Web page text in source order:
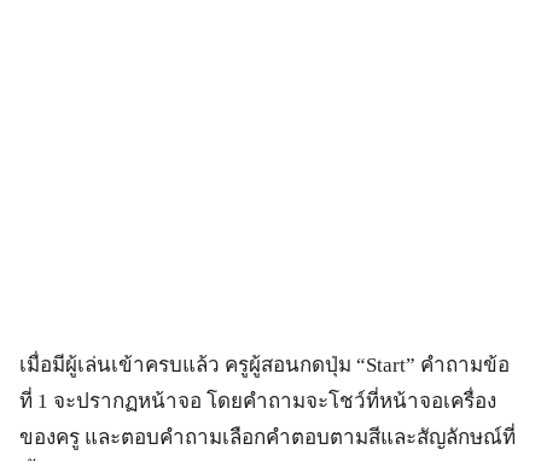
เมื่อมีผู้เล่นเข้าครบแล้ว ครูผู้สอนกดปุ่ม “Start” คำถามข้อ
ที่ 1 จะปรากฏหน้าจอ โดยคำถามจะโชว์ที่หน้าจอเครื่อง
ของครู และตอบคำถามเลือกคำตอบตามสีและสัญลักษณ์ที่